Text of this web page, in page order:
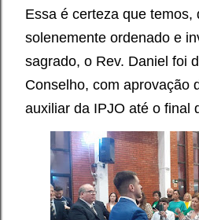
Essa é certeza que temos,
solenemente ordenado e
sagrado, o Rev. Daniel foi
Conselho, com aprovação
auxiliar da IPJO até o final